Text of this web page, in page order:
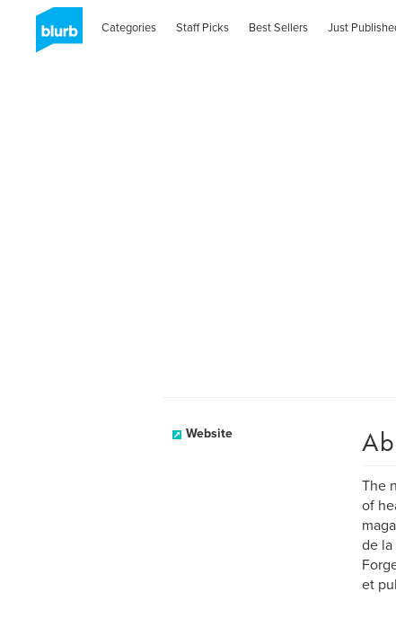
Categories Staff Picks Best Sellers Just
Website
The
of
de la
et